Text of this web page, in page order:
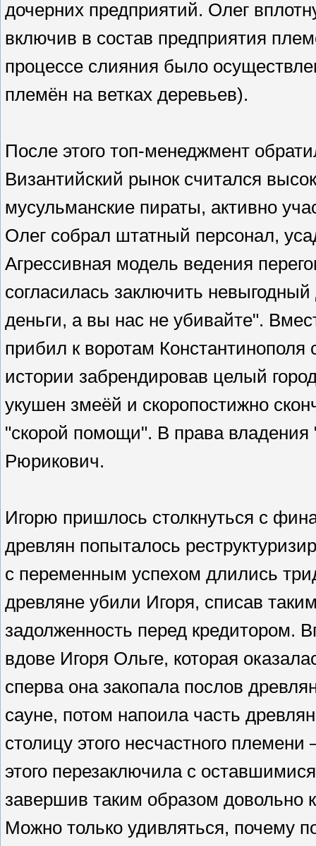
дочерних предприятий. Олег
включив в состав предприятия
процессе слияния было
племён на ветках деревьев).
После этого топ-менеджмент
Византийский рынок считался
мусульманские пираты, активно
Олег собрал штатный персонал,
Агрессивная модель ведения
согласилась заключить
деньги, а вы нас не убивайте".
прибил к воротам
истории забрендировав целый
укушен змеёй и скоропостижно
"скорой помощи". В права
Рюрикович.
Игорю пришлось столкнуться с
древлян попыталось
с переменным успехом длились
древляне убили Игоря, списав
задолженность перед кредитором.
вдове Игоря Ольге, которая
сперва она закопала послов
сауне, потом напоила часть
столицу этого несчастного
этого перезаключила с
завершив таким образом довольно
Можно только удивляться, почему